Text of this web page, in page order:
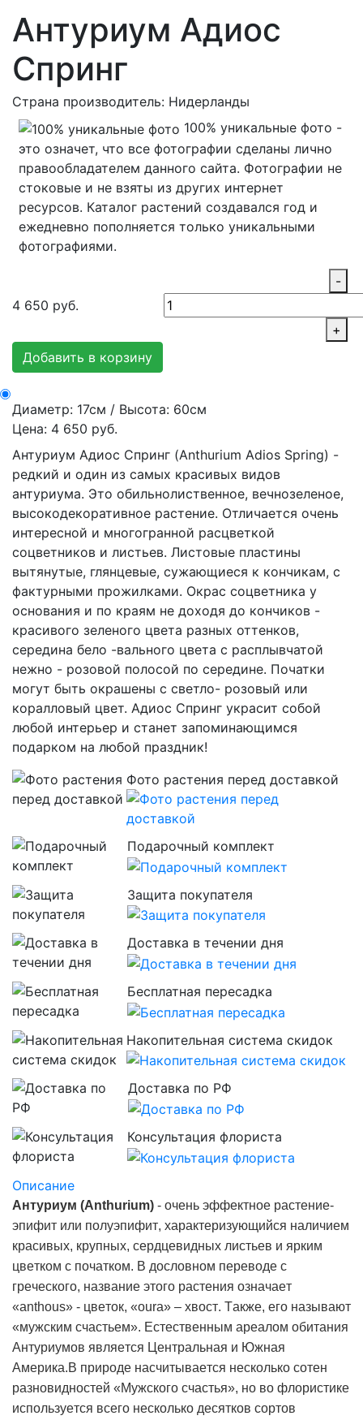
Антуриум Адиос
Спринг
Страна производитель: Нидерланды
100% уникальные фото -
это означет, что все фотографии сделаны лично
правообладателем данного сайта. Фотографии не
стоковые и не взяты из других интернет
ресурсов. Каталог растений создавался год и
ежедневно пополняется только уникальными
фотографиями.
4 650 руб.
-
+
Добавить в корзину
Диаметр: 17см / Высота: 60см
Цена: 4 650 руб.
Антуриум Адиос Спринг (Anthurium Adios Spring) -
редкий и один из самых красивых видов
антуриума. Это обильнолиственное, вечнозеленое,
высокодекоративное растение. Отличается очень
интересной и многогранной расцветкой
соцветников и листьев. Листовые пластины
вытянутые, глянцевые, сужающиеся к кончикам, с
фактурными прожилками. Окрас соцветника у
основания и по краям не доходя до кончиков -
красивого зеленого цвета разных оттенков,
середина бело -вального цвета с расплывчатой
нежно - розовой полосой по середине. Початки
могут быть окрашены с светло- розовый или
коралловый цвет. Адиос Спринг украсит собой
любой интерьер и станет запоминающимся
подарком на любой праздник!
Фото растения перед доставкой
Подарочный комплект
Защита покупателя
Доставка в течении дня
Бесплатная пересадка
Накопительная система скидок
Доставка по РФ
Консультация флориста
Описание
Антуриум (Anthurium) - очень эффектное растение-
эпифит или полуэпифит, характеризующийся наличием
красивых, крупных, сердцевидных листьев и ярким
цветком с початком. В дословном переводе с
греческого, название этого растения означает
«anthous» - цветок, «oura» – хвост. Также, его называют
«мужским счастьем». Естественным ареалом обитания
Антуриумов является Центральная и Южная
Америка.В природе насчитывается несколько сотен
разновидностей «Мужского счастья», но во флористике
используется всего несколько десятков сортов